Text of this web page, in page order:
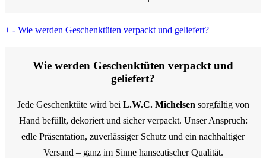
+ - Wie werden Geschenktüten verpackt und geliefert?
Wie werden Geschenktüten verpackt und
geliefert?
Jede Geschenktüte wird bei L.W.C. Michelsen sorgfältig von
Hand befüllt, dekoriert und sicher verpackt. Unser Anspruch:
edle Präsentation, zuverlässiger Schutz und ein nachhaltiger
Versand – ganz im Sinne hanseatischer Qualität.